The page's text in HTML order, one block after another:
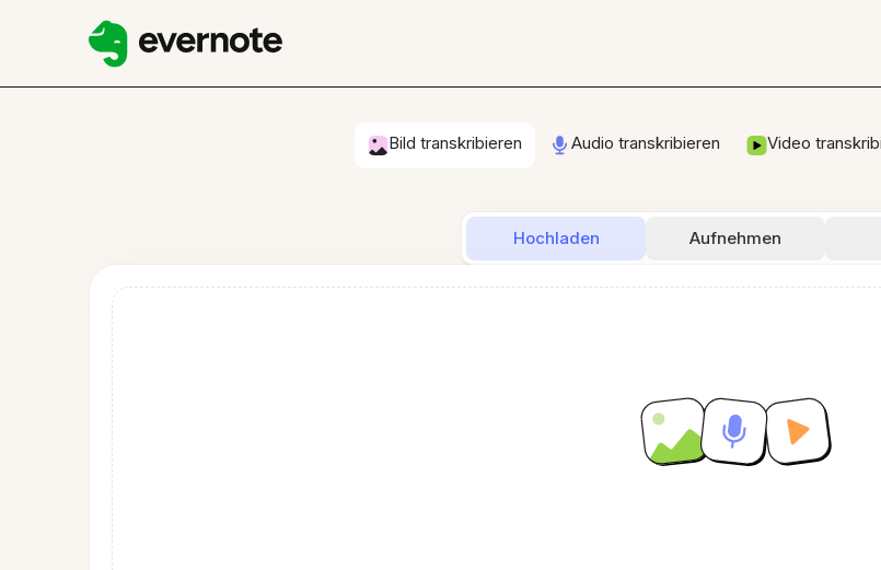
Bild transkribieren Audio transkribieren Video
Hochladen Aufnehmen